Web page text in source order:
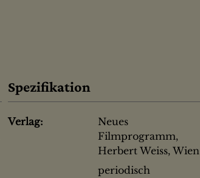
Spezifikation
Verlag:
Neues
Filmprogramm,
Herbert Weiss, Wien
periodisch